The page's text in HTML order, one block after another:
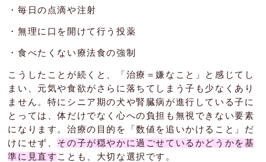
・毎日の点滴や注射
・無理に口を開けて行う投薬
・食べたくない療法食の強制
こうしたことが続くと、「治療＝嫌なこと」と感じてし
まい、元気や食欲がさらに落ちてしまう子も少なくあり
ません。特にシニア期の犬や腎臓病が進行している子に
とっては、体だけでなく心への負担も無視できない要素
になります。治療の目的を「数値を追いかけること」だ
けにせず、 その子が穏やかに過ごせているかどうかを基
準に見直す ことも、大切な選択です。